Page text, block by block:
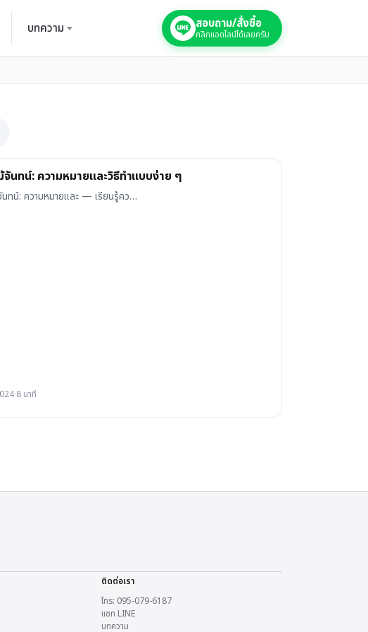
บทความ สอบถาม/สั่งซื้อ
คลิกแอดไลน์ได้เลยครับ
จันทน์: ความหมายและวิธีทำแบบง่าย ๆ
นทน์: ความหมายและ — เรียนรู้คว…
·8 นาที
ติดต่อเรา
โทร: 095-079-6187
แชท LINE
บทความ